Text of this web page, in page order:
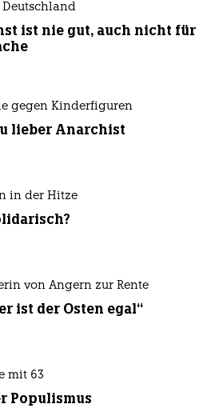
ist nie gut, auch nicht für
gegen Kinderfiguren
lieber Anarchist
in der Hitze
von Angern zur Rente
ist der Osten egal“
mit 63
Populismus